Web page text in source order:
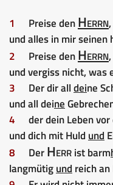
1 Preise denHerrn
und alles in mir seinen
2
Preise denHerrn
und vergiss nicht, was
3
Der dir alldeine
und all deine
4
der dein Leben
und dich mit Huld und
8
DerHerrist barm
langmütigund reich an